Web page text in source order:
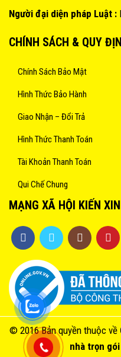
Người đại diện pháp Luật :
CHÍNH SÁCH & QUY
Chính Sách Bảo Mật
Hình Thức Bảo Hành
Giao Nhận – Đổi Trả
Hình Thức Thanh Toán
Tài Khoản Thanh Toán
Qui Chế Chung
MẠNG XÃ HỘI KIẾN
© 2016 Bản quyền thuộc về
nhà trọn gói